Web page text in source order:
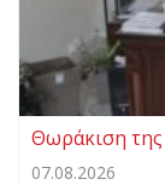
Θωράκιση της
07.08.2026